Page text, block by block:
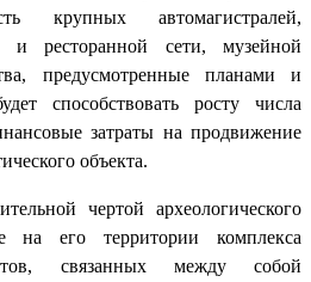
крупных автомагистралей,
и ресторанной сети, музейной
предусмотренные планами и
способствовать росту числа
затраты на продвижение
объекта.
чертой археологического
на его территории комплекса
связанных между собой